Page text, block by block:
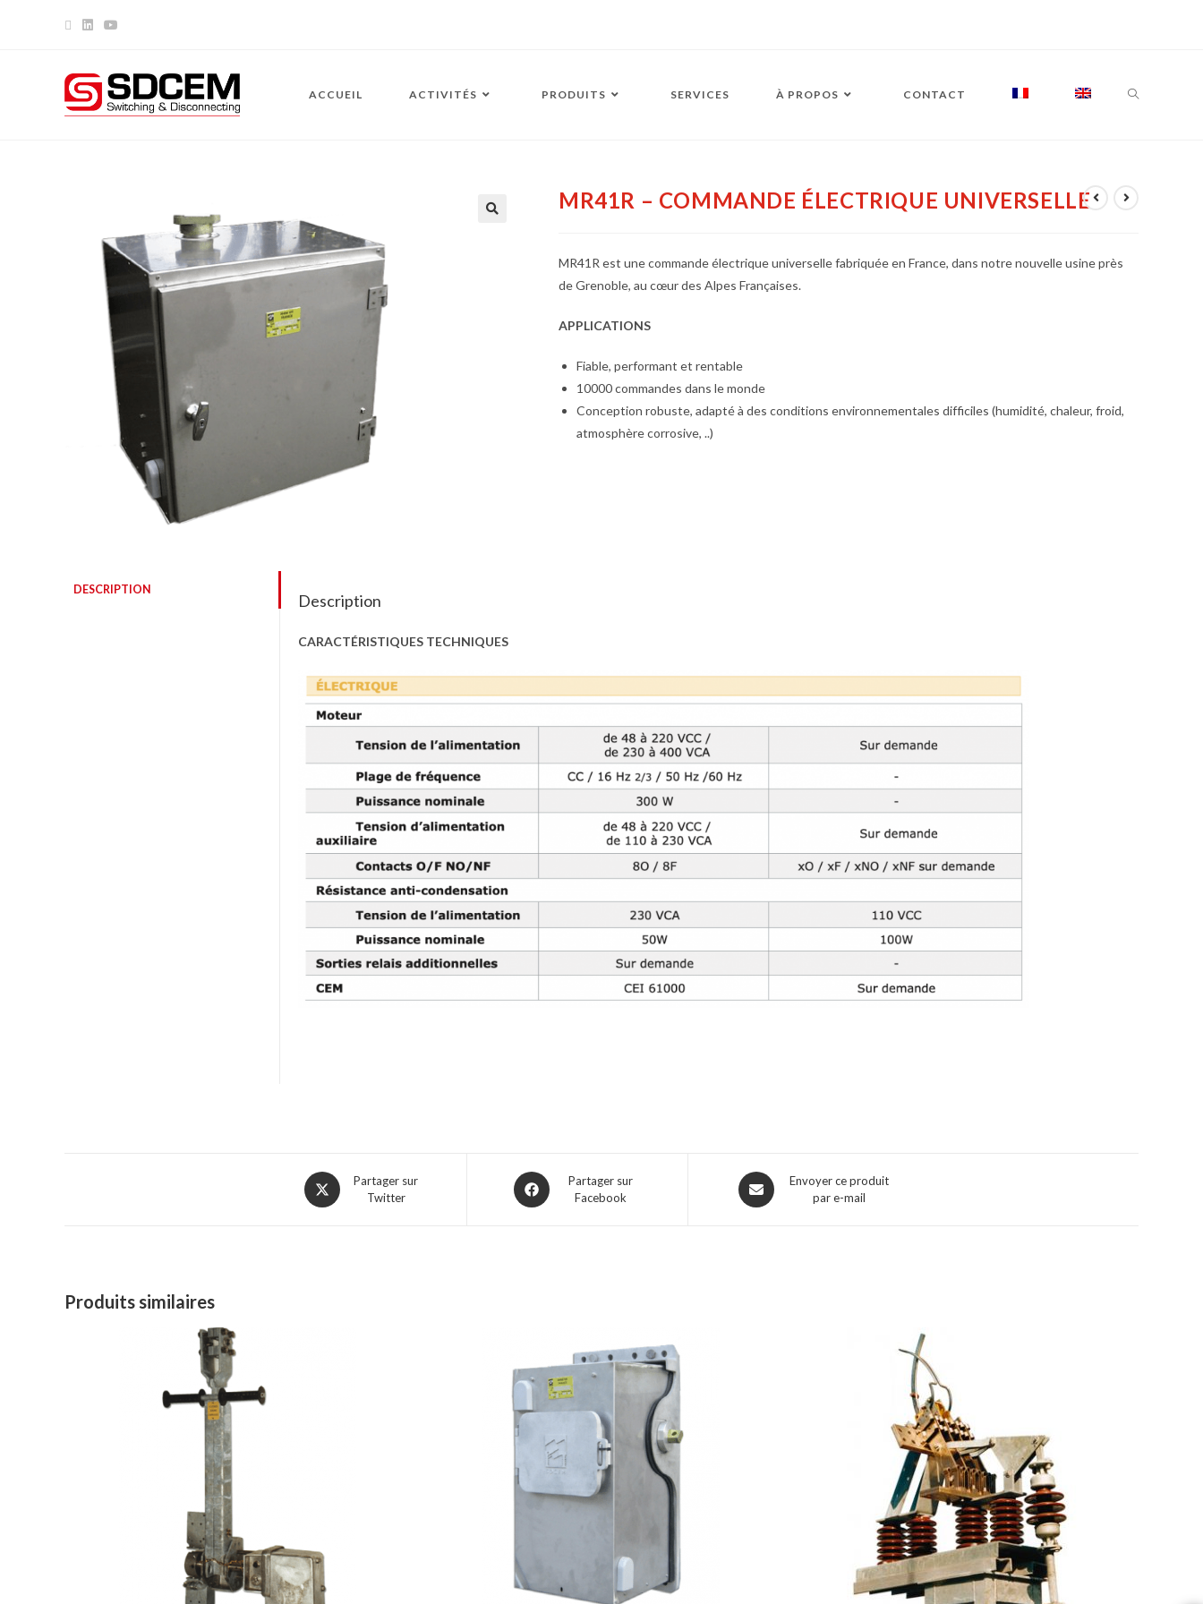
ACCUEIL ACTIVITÉS PRODUITS SERVICES À PROPOS CONTACT
MR41R – COMMANDE ÉLECTRIQUE UNIVERSELLE
MR41R est une commande électrique universelle fabriquée en France, dans notre nouvelle usine près
de Grenoble, au cœur des Alpes Françaises.
APPLICATIONS
Fiable, performant et rentable
10000 commandes dans le monde
Conception robuste, adapté à des conditions environnementales difficiles (humidité, chaleur, froid,
atmosphère corrosive, ..)
DESCRIPTION
Description
CARACTÉRISTIQUES TECHNIQUES
Partager sur
Twitter
Partager sur
Facebook
Envoyer ce produit
par e-mail
Produits similaires